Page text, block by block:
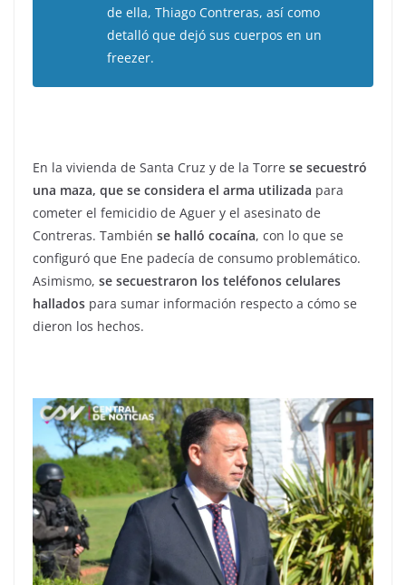
de ella, Thiago Contreras, así como
detalló que dejó sus cuerpos en un
freezer.
En la vivienda de Santa Cruz y de la Torre se secuestró
una maza, que se considera el arma utilizada para
cometer el femicidio de Aguer y el asesinato de
Contreras. También se halló cocaína, con lo que se
configuró que Ene padecía de consumo problemático.
Asimismo, se secuestraron los teléfonos celulares
hallados para sumar información respecto a cómo se
dieron los hechos.